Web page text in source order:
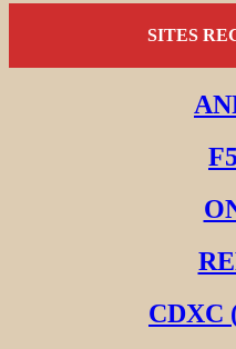
SITES
CDXC